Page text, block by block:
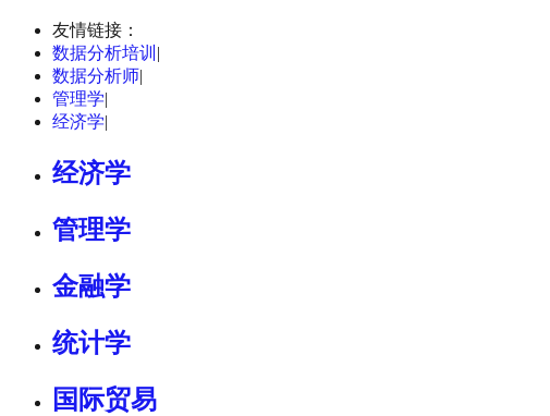
友情链接：
数据分析培训 |
数据分析师|
管理学|
经济学|
经济学
管理学
金融学
统计学
国际贸易